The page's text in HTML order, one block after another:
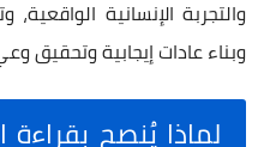
والتجربة الإنسانية
وبناء عادات إيجابية وتحقيق
لماذا يُنصح